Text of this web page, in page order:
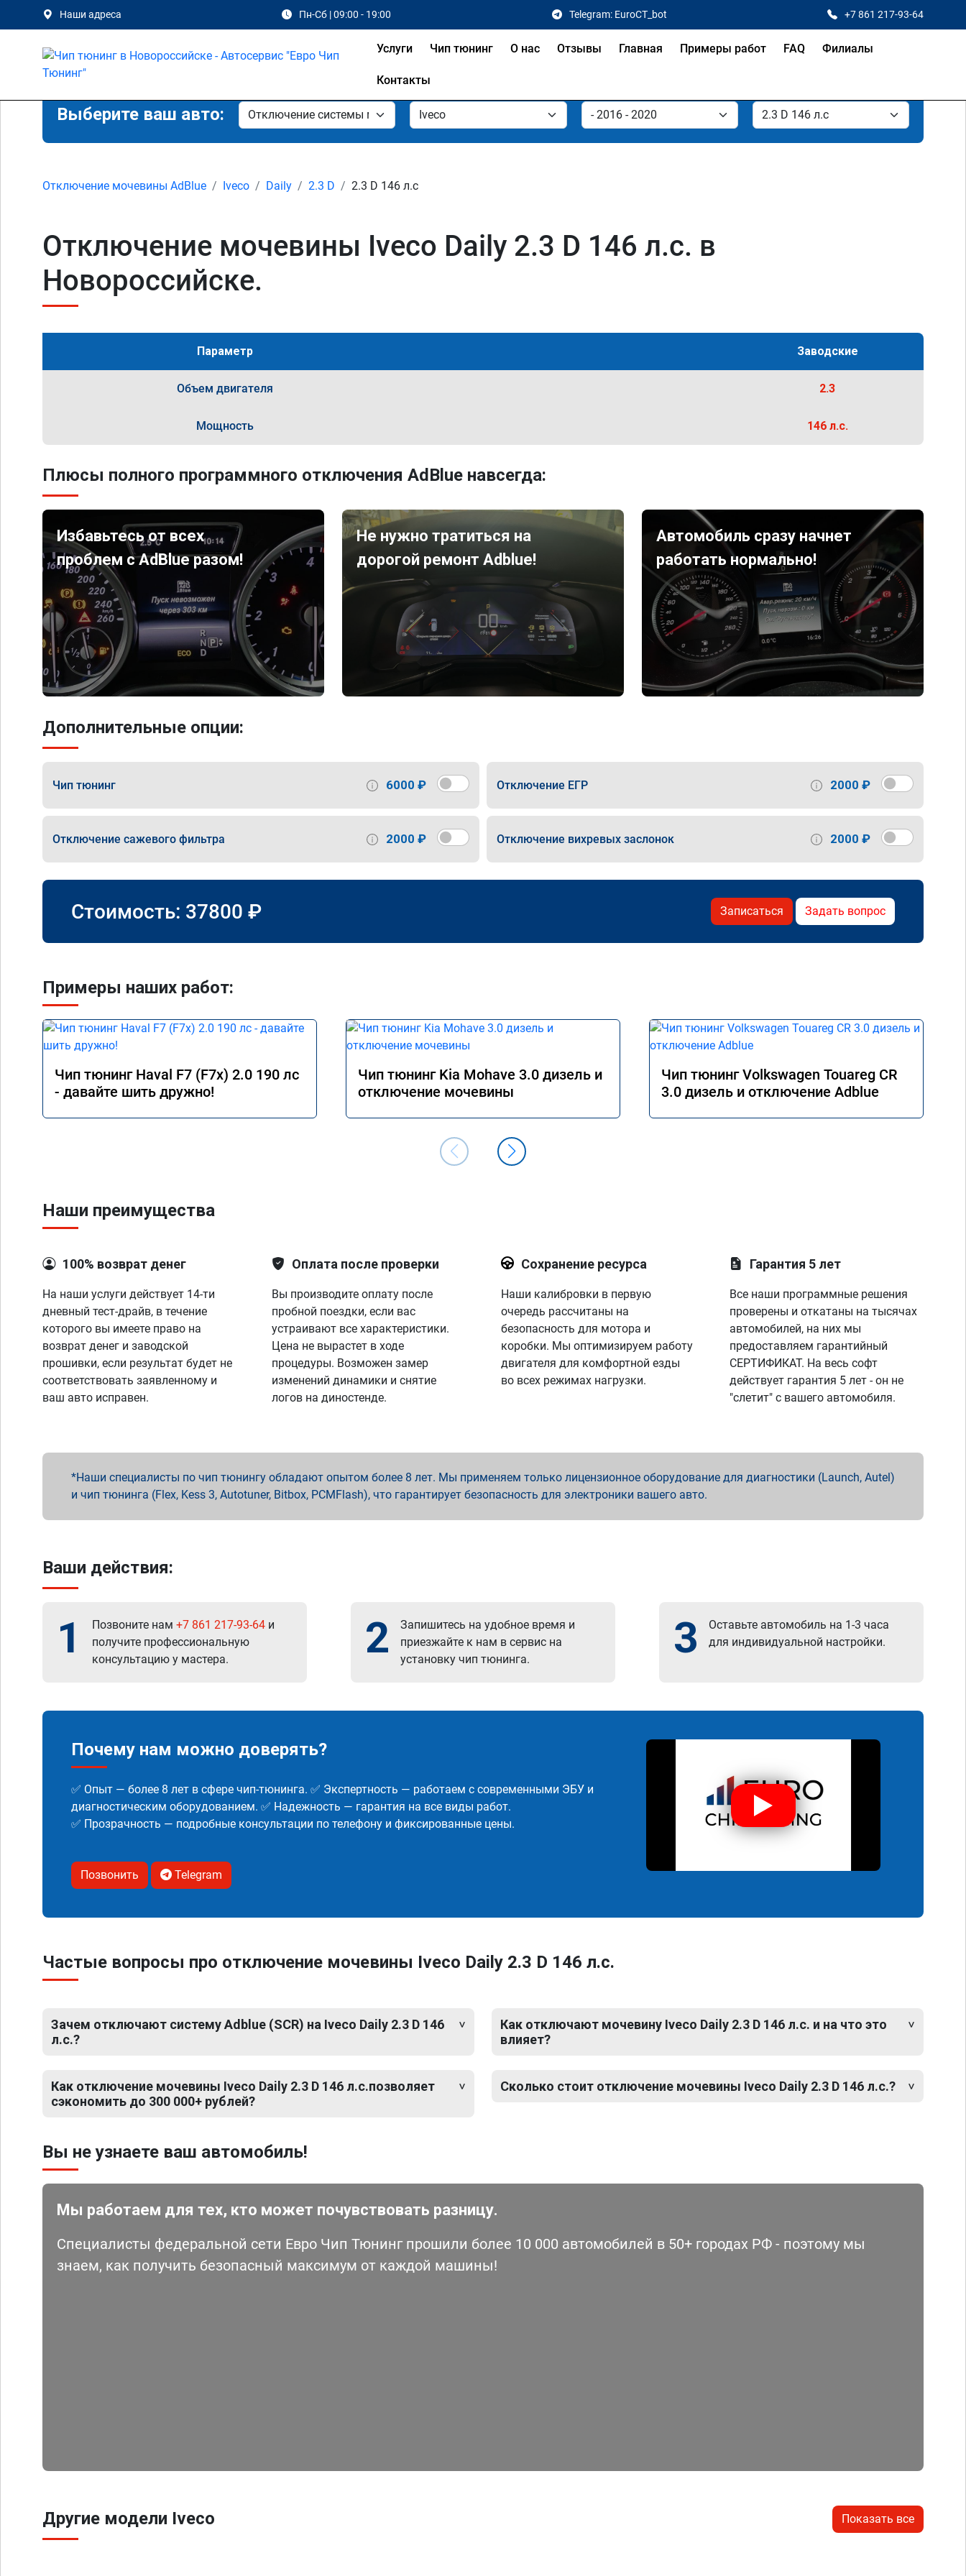
Наши адреса Пн-Сб | 09:00 - 19:00 Telegram: EuroCT_bot +7 861 217-93-64
Услуги Чип тюнинг О нас Отзывы Главная Примеры работ FAQ Филиалы
Контакты
Выберите ваш авто:
Отключение мочевины AdBlue Iveco Daily 2.3 D 2.3 D 146 л.с
Отключение мочевины Iveco Daily 2.3 D 146 л.с. в
Новороссийске.
Параметр Заводские
Объем двигателя 2.3
Мощность 146 л.с.
Плюсы полного программного отключения AdBlue навсегда:
Избавьтесь от всех
проблем с AdBlue разом!
Не нужно тратиться на
дорогой ремонт Adblue!
Автомобиль сразу начнет
работать нормально!
Дополнительные опции:
Чип тюнинг 6000 ₽ Отключение ЕГР 2000 ₽
Отключение сажевого фильтра 2000 ₽ Отключение вихревых заслонок 2000 ₽
Стоимость: 37800 ₽ Записаться Задать вопрос
Примеры наших работ:
Чип тюнинг Haval F7 (F7x) 2.0 190 лс
- давайте шить дружно!
Чип тюнинг Kia Mohave 3.0 дизель и
отключение мочевины
Чип тюнинг Volkswagen Touareg CR
3.0 дизель и отключение Adblue
Наши преимущества
100% возврат денег
На наши услуги действует 14-ти
дневный тест-драйв, в течение
которого вы имеете право на
возврат денег и заводской
прошивки, если результат будет не
соответствовать заявленному и
ваш авто исправен.
Оплата после проверки
Вы производите оплату после
пробной поездки, если вас
устраивают все характеристики.
Цена не вырастет в ходе
процедуры. Возможен замер
изменений динамики и снятие
логов на диностенде.
Сохранение ресурса
Наши калибровки в первую
очередь рассчитаны на
безопасность для мотора и
коробки. Мы оптимизируем работу
двигателя для комфортной езды
во всех режимах нагрузки.
Гарантия 5 лет
Все наши программные решения
проверены и откатаны на тысячах
автомобилей, на них мы
предоставляем гарантийный
СЕРТИФИКАТ. На весь софт
действует гарантия 5 лет - он не
"слетит" с вашего автомобиля.
Наши специалисты по чип тюнингу обладают опытом более 8 лет. Мы применяем только лицензионное оборудование для диагностики (Launch, Autel)
и чип тюнинга (Flex, Kess 3, Autotuner, Bitbox, PCMFlash), что гарантирует безопасность для электроники вашего авто.
Ваши действия:
1 Позвоните нам +7 861 217-93-64 и
получите профессиональную
консультацию у мастера.
2
Запишитесь на удобное время и
приезжайте к нам в сервис на
установку чип тюнинга.
3
Оставьте автомобиль на 1-3 часа
для индивидуальной настройки.
Почему нам можно доверять?
✅ Опыт — более 8 лет в сфере чип-тюнинга. ✅ Экспертность — работаем с современными ЭБУ и
диагностическим оборудованием. ✅ Надежность — гарантия на все виды работ.
✅ Прозрачность — подробные консультации по телефону и фиксированные цены.
Позвонить Telegram
Частые вопросы про отключение мочевины Iveco Daily 2.3 D 146 л.с.
Зачем отключают систему Adblue (SCR) на Iveco Daily 2.3 D 146
л.с.?
Как отключение мочевины Iveco Daily 2.3 D 146 л.с.позволяет
сэкономить до 300 000+ рублей?
Как отключают мочевину Iveco Daily 2.3 D 146 л.с. и на что это
влияет?
Сколько стоит отключение мочевины Iveco Daily 2.3 D 146 л.с.?
Вы не узнаете ваш автомобиль!
Мы работаем для тех, кто может почувствовать разницу.
Специалисты федеральной сети Евро Чип Тюнинг прошили более 10 000 автомобилей в 50+ городах РФ - поэтому мы
знаем, как получить безопасный максимум от каждой машины!
Другие модели Iveco Показать все